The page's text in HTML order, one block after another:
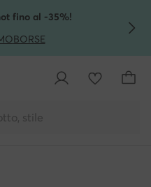
fino al -35%!
BORSE
stile